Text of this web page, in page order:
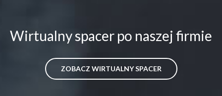
Wirtualny spacer po naszej firmie
ZOBACZ WIRTUALNY SPACER